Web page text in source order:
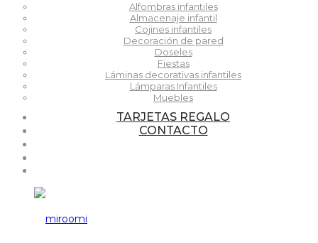
Alfombras infantiles
Almacenaje infantil
Cojines infantiles
Decoración de pared
Doseles
Fiestas
Láminas decorativas infantiles
Lámparas Infantiles
Muebles
TARJETAS REGALO
CONTACTO